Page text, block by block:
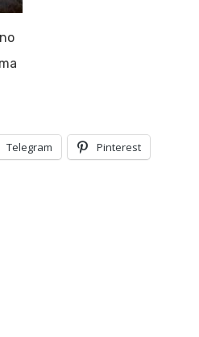
Telegram Pinterest